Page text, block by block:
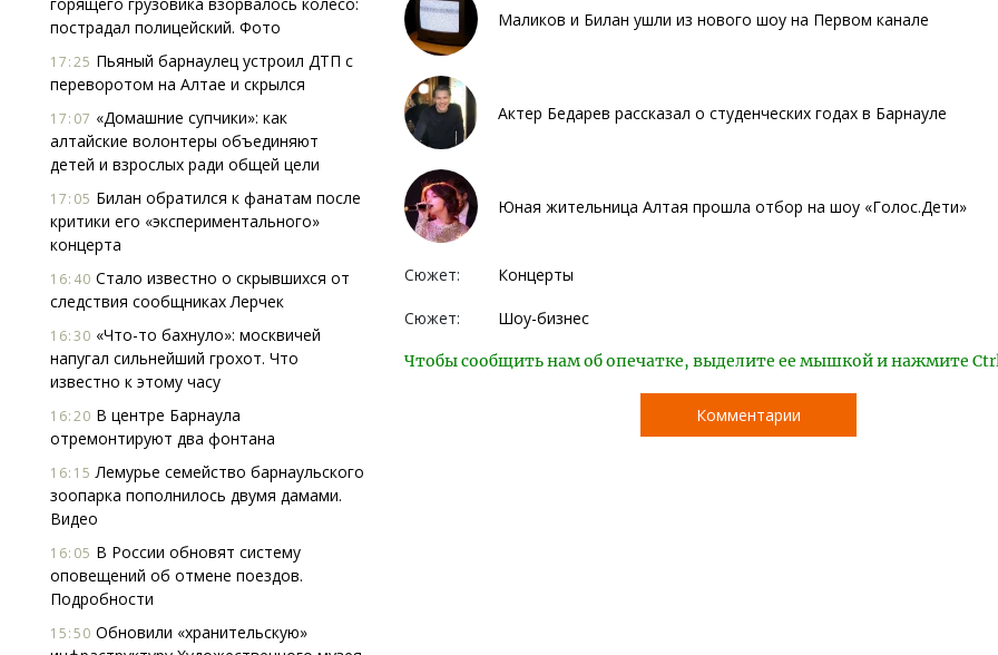
пострадал полицейский. Фото
17:25 Пьяный барнаулец устроил ДТП с
переворотом на Алтае и скрылся
17:07 «Домашние супчики»: как
алтайские волонтеры объединяют
детей и взрослых ради общей цели
17:05 Билан обратился к фанатам после
критики его «экспериментального»
концерта
16:40 Стало известно о скрывшихся от
следствия сообщниках Лерчек
16:30 «Что-то бахнуло»: москвичей
напугал сильнейший грохот. Что
известно к этому часу
16:20 В центре Барнаула
отремонтируют два фонтана
16:15 Лемурье семейство барнаульского
зоопарка пополнилось двумя дамами.
Видео
16:05 В России обновят систему
оповещений об отмене поездов.
Подробности
15:50 Обновили «хранительскую»
Маликов и Билан ушли из нового шоу на Первом канале
Актер Бедарев рассказал о студенческих годах в Барнауле
Юная жительница Алтая прошла отбор на шоу «Голос.Дети»
Сюжет: Концерты
Сюжет: Шоу-бизнес
Чтобы сообщить нам об опечатке, выделите ее мышкой и нажмите
Комментарии